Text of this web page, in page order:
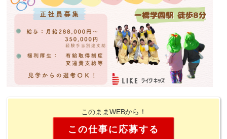
このままWEBから！
この仕事に応募する